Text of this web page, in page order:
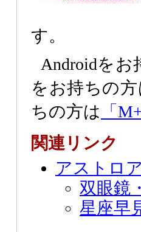
す。
Androidをお
をお持ちの方
ちの方は 「
関連リンク
アストロ
双眼鏡
星座早